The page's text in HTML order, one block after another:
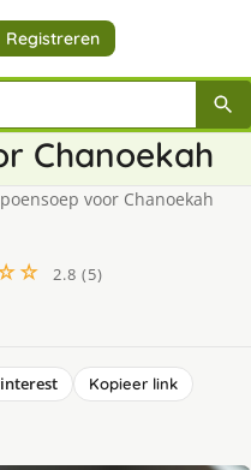
Registreren
Chanoekah
voor Chanoekah
2.8 (5)
Kopieer link